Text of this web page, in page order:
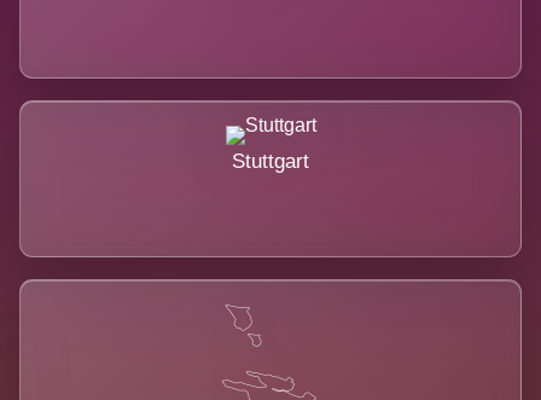
Stuttgart